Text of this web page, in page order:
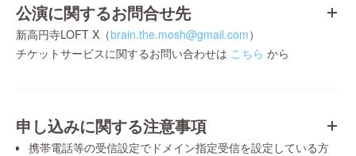
公演に関するお問合せ先
新高円寺LOFT X（brain.the.mosh@gmail.com）
チケットサービスに関するお問い合わせは こちら から
申し込みに関する注意事項
携帯電話等の受信設定でドメイン指定受信を設定している方